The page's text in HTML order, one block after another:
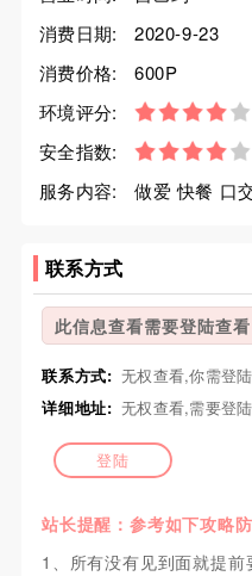
消费日期:
2020-9-23
消费价格:
600P
环境评分:
安全指数:
服务内容:
做爱 快餐 口
联系方式
此信息查看需要登陆查
联系方式: 无权查看,你需登
详细地址: 无权查看,需要登
登陆
站长提醒：参考如下攻略
1、所有没有见到面就提